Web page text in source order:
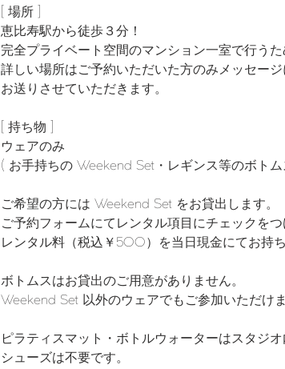
[ 場所 ]
恵比寿駅から徒歩３分！
完全プライベート空間のマンション一室で行うた
詳しい場所はご予約いただいた方のみメッセージ
お送りさせていただきます。
[ 持ち物 ]
ウェアのみ
( お手持ちの Weekend Set・レギンス等のボト
ご希望の方には Weekend Set をお貸出します。
ご予約フォームにてレンタル項目にチェックをつ
レンタル料（税込￥500）を当日現金にてお持ち
ボトムスはお貸出のご用意がありません。
Weekend Set 以外のウェアでもご参加いただけま
ピラティスマット・ボトルウォーターはスタジオ
シューズは不要です。